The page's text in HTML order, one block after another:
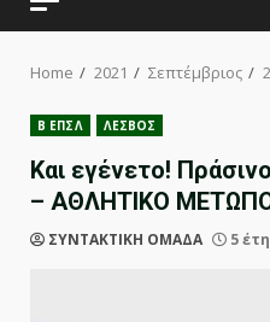
Home 2021 Σεπτέμβριος
Β ΕΠΣΛ ΛΕΣΒΟΣ
Και εγένετο!
– ΑΘΛΗΤΙΚΟ
ΣΥΝΤΑΚΤΙΚΗ ΟΜΑΔΑ 5